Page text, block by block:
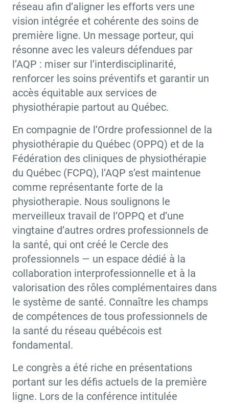
réseau afin d’aligner les efforts vers une
vision intégrée et cohérente des soins de
première ligne. Un message porteur, qui
résonne avec les valeurs défendues par
l’AQP : miser sur l’interdisciplinarité,
renforcer les soins préventifs et garantir un
accès équitable aux services de
physiothérapie partout au Québec.
En compagnie de l’Ordre professionnel de la
physiothérapie du Québec (OPPQ) et de la
Fédération des cliniques de physiothérapie
du Québec (FCPQ), l’AQP s’est maintenue
comme représentante forte de la
physiotherapie. Nous soulignons le
merveilleux travail de l’OPPQ et d’une
vingtaine d’autres ordres professionnels de
la santé, qui ont créé le Cercle des
professionnels — un espace dédié à la
collaboration interprofessionnelle et à la
valorisation des rôles complémentaires dans
le système de santé. Connaître les champs
de compétences de tous professionnels de
la santé du réseau québécois est
fondamental.
Le congrès a été riche en présentations
portant sur les défis actuels de la première
ligne. Lors de la conférence intitulée